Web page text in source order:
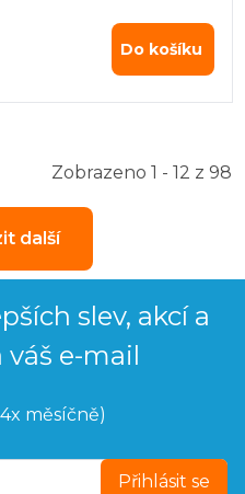
Do košíku
Zobrazeno 1 - 12 z 98
další
slev, akcí a
e-mail
měsíčně)
Přihlásit se